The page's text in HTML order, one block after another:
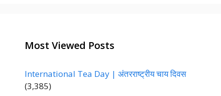
Most Viewed Posts
International Tea Day | अंतरराष्ट्रीय चाय दिवस
(3,385)